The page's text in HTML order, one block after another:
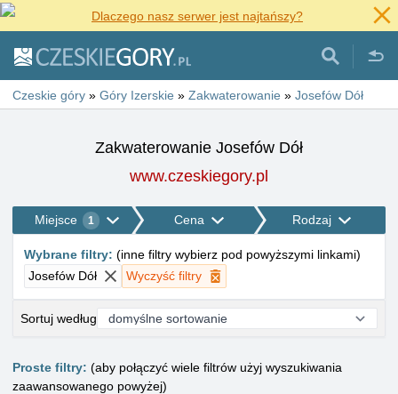
Dlaczego nasz serwer jest najtańszy?
Czeskie góry » Góry Izerskie » Zakwaterowanie » Josefów Dół
Zakwaterowanie Josefów Dół
www.czeskiegory.pl
Miejsce 1 Cena Rodzaj
Wybrane filtry: (inne filtry wybierz pod powyższymi linkami)
Josefów Dół
Wyczyść filtry
Sortuj według
Proste filtry: (aby połączyć wiele filtrów użyj wyszukiwania
zaawansowanego powyżej)